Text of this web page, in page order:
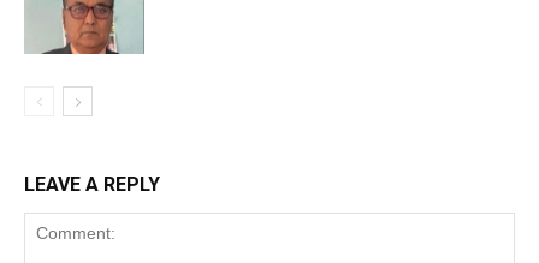
LEAVE A REPLY